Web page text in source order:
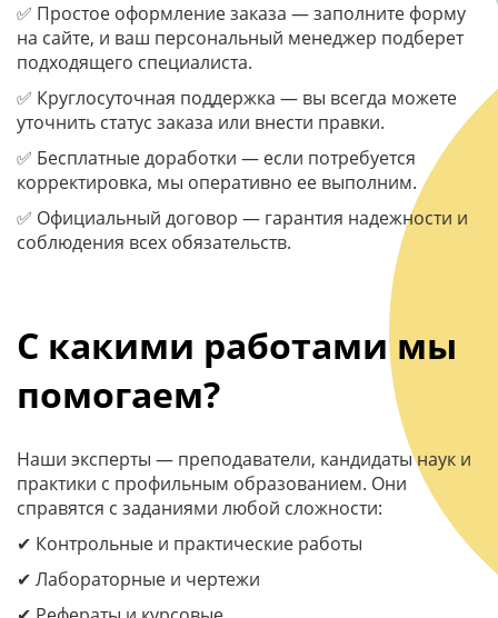
✅ Простое оформление заказа — заполните форму
на сайте, и ваш персональный менеджер подберет
подходящего специалиста.
✅ Круглосуточная поддержка — вы всегда можете
уточнить статус заказа или внести правки.
✅ Бесплатные доработки — если потребуется
корректировка, мы оперативно ее выполним.
✅ Официальный договор — гарантия надежности и
соблюдения всех обязательств.
С какими работами мы
помогаем?
Наши эксперты — преподаватели, кандидаты наук и
практики с профильным образованием. Они
справятся с заданиями любой сложности:
✔ Контрольные и практические работы
✔ Лабораторные и чертежи